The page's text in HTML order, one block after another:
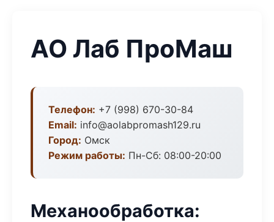
АО Лаб ПроМаш
Телефон: +7 (998) 670-30-84
Email: info@aolabpromash129.ru
Город: Омск
Режим работы: Пн-Сб: 08:00-20:00
Механообработка: